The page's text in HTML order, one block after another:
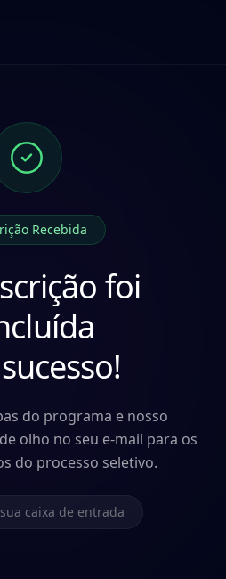
Recebida
foi
do programa e nosso
olho no seu e-mail para os
do processo seletivo.
caixa de entrada